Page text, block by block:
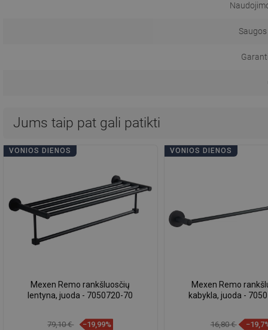
Jums taip pat gali patikti
VONIOS DIENOS
Mexen Remo rankšluosčių
lentyna, juoda - 7050720-70
79,10 € −19,99%
VONIOS DIENOS
Mexen Remo
kabykla, juoda -
16,80 €